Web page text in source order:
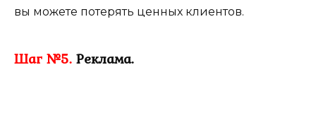
вы можете потерять ценных клиентов.
Шаг №5. Реклама.